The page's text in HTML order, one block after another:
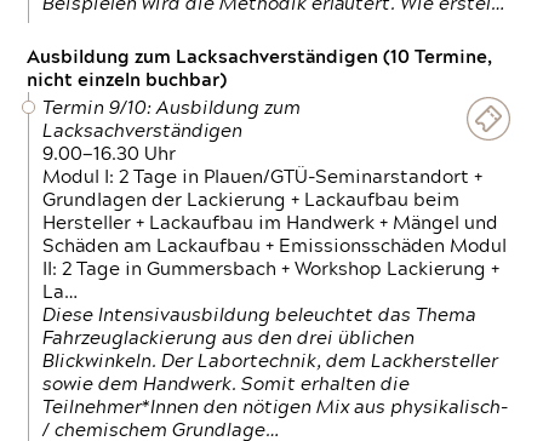
Beispielen wird die Methodik erläutert. Wie erstel…
Ausbildung zum Lacksachverständigen (10 Termine,
nicht einzeln buchbar)
Termin 9/10: Ausbildung zum
Lacksachverständigen
9.00—16.30 Uhr
Modul I: 2 Tage in Plauen/GTÜ-Seminarstandort +
Grundlagen der Lackierung + Lackaufbau beim
Hersteller + Lackaufbau im Handwerk + Mängel und
Schäden am Lackaufbau + Emissionsschäden Modul
II: 2 Tage in Gummersbach + Workshop Lackierung +
La…
Diese Intensivausbildung beleuchtet das Thema
Fahrzeuglackierung aus den drei üblichen
Blickwinkeln. Der Labortechnik, dem Lackhersteller
sowie dem Handwerk. Somit erhalten die
Teilnehmer*Innen den nötigen Mix aus physikalisch-
/ chemischem Grundlage…